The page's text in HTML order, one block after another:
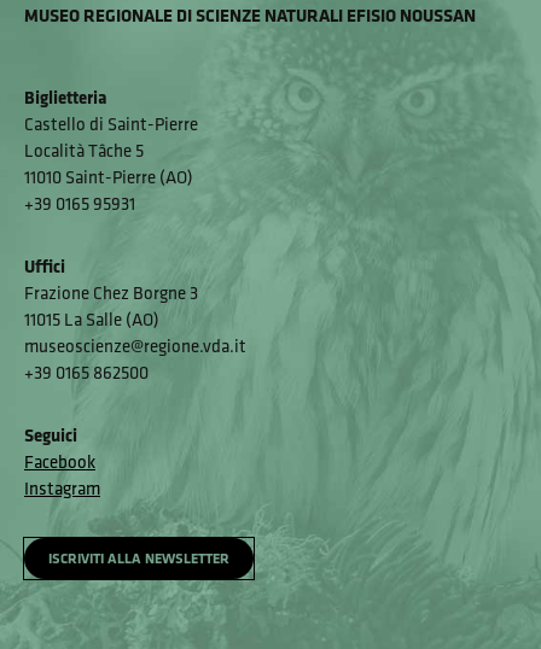
MUSEO REGIONALE DI SCIENZE NATURALI EFISIO NOUSSAN
Biglietteria
Castello di Saint-Pierre
Località Tâche 5
11010 Saint-Pierre (AO)
+39 0165 95931
Uffici
Frazione Chez Borgne 3
11015 La Salle (AO)
museoscienze@regione.vda.it
+39 0165 862500
Seguici
Facebook
Instagram
ISCRIVITI ALLA NEWSLETTER